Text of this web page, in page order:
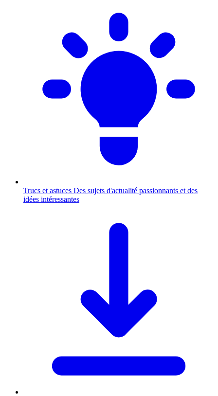
Trucs et astuces Des sujets d'actualité passionnants et des
idées intéressantes